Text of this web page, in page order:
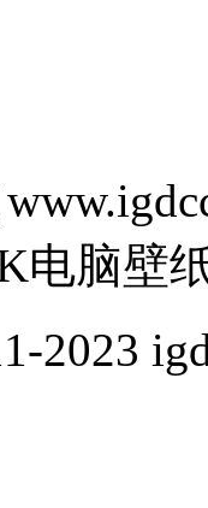
电脑壁
2023